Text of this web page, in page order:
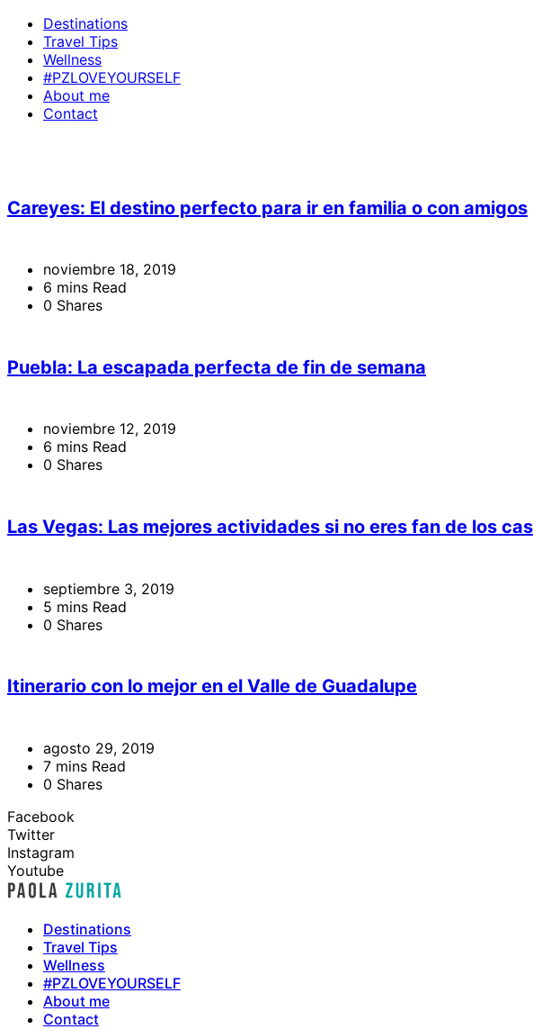
Destinations
Travel Tips
Wellness
#PZLOVEYOURSELF
About me
Contact
Careyes: El destino perfecto para ir en familia o con amigos
noviembre 18, 2019
6 mins Read
0 Shares
Puebla: La escapada perfecta de fin de semana
noviembre 12, 2019
6 mins Read
0 Shares
Las Vegas: Las mejores actividades si no eres fan de los
septiembre 3, 2019
5 mins Read
0 Shares
Itinerario con lo mejor en el Valle de Guadalupe
agosto 29, 2019
7 mins Read
0 Shares
Facebook
Twitter
Instagram
Youtube
Destinations
Travel Tips
Wellness
#PZLOVEYOURSELF
About me
Contact